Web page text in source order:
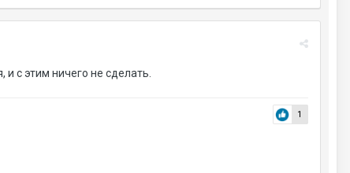
с этим ничего не сделать.
1